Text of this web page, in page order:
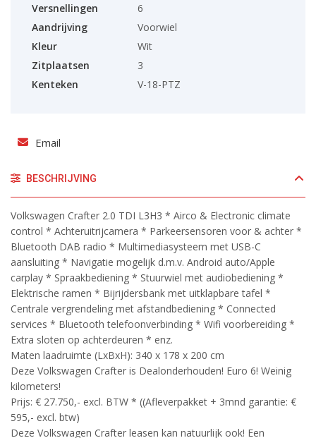
Versnellingen
6
Aandrijving
Voorwiel
Kleur
Wit
Zitplaatsen
3
Kenteken
V-18-PTZ
Email
BESCHRIJVING
Volkswagen Crafter 2.0 TDI L3H3 * Airco & Electronic climate
control * Achteruitrijcamera * Parkeersensoren voor & achter *
Bluetooth DAB radio * Multimediasysteem met USB-C
aansluiting * Navigatie mogelijk d.m.v. Android auto/Apple
carplay * Spraakbediening * Stuurwiel met audiobediening *
Elektrische ramen * Bijrijdersbank met uitklapbare tafel *
Centrale vergrendeling met afstandbediening * Connected
services * Bluetooth telefoonverbinding * Wifi voorbereiding *
Extra sloten op achterdeuren * enz.
Maten laadruimte (LxBxH): 340 x 178 x 200 cm
Deze Volkswagen Crafter is Dealonderhouden! Euro 6! Weinig
kilometers!
Prijs: € 27.750,- excl. BTW * ((Afleverpakket + 3mnd garantie: €
595,- excl. btw)
Deze Volkswagen Crafter leasen kan natuurlijk ook! Een